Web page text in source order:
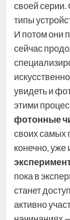
своей
типы
И потом они
сейчас
увидеть и
этими
фотонные
своих самых
конечно, уже
пока в
станет
активно